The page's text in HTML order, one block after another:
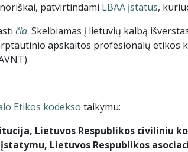
patvirtindami LBAA įstatus,
čia. Skelbiamas į lietuvių kalbą
apskaitos profesionalų etikos
Etikos kodekso taikymu:
Lietuvos Respublikos civiliniu
Lietuvos Respublikos